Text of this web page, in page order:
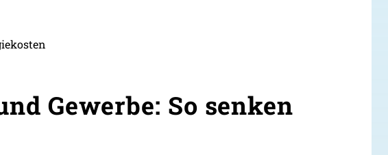
Gewerbe: So senken